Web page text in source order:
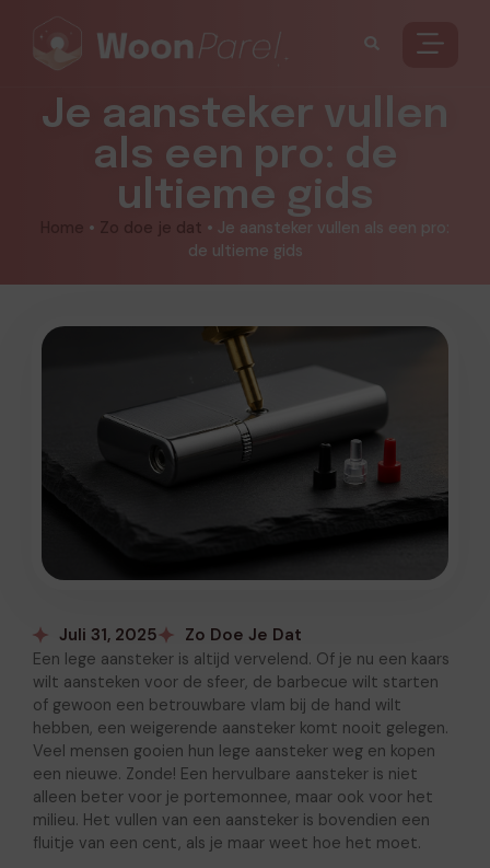
Je aansteker vullen
als een pro: de
ultieme gids
• Zo doe je dat • Je aansteker vullen als een pro:
de ultieme gids
Juli 31, 2025 Zo Doe Je Dat
Een lege aansteker is altijd vervelend. Of je nu een kaars
wilt aansteken voor de sfeer, de barbecue wilt starten
of gewoon een betrouwbare vlam bij de hand wilt
hebben, een weigerende aansteker komt nooit gelegen.
Veel mensen gooien hun lege aansteker weg en kopen
een nieuwe. Zonde! Een hervulbare aansteker is niet
alleen beter voor je portemonnee, maar ook voor het
milieu. Het vullen van een aansteker is bovendien een
fluitje van een cent, als je maar weet hoe het moet.